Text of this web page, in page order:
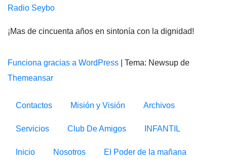
Radio Seybo
¡Mas de cincuenta años en sintonía con la dignidad!
Funciona gracias a WordPress
Tema: Newsup de
Themeansar
Contactos Misión y Visión Archivos
Servicios Club De Amigos INFANTIL
Inicio Nosotros El Poder de la mañana